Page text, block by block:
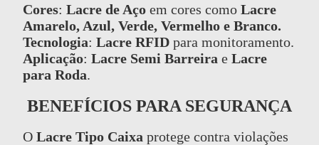
Cores: Lacre de Aço em cores como Lacre
Amarelo, Azul, Verde, Vermelho e Branco.
Tecnologia: Lacre RFID para monitoramento.
Aplicação: Lacre Semi Barreira e Lacre
para Roda.
BENEFÍCIOS PARA SEGURANÇA
O Lacre Tipo Caixa protege contra violações